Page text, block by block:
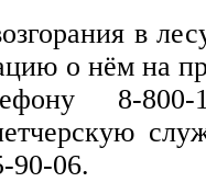
в
о нём на
8-
90-06.